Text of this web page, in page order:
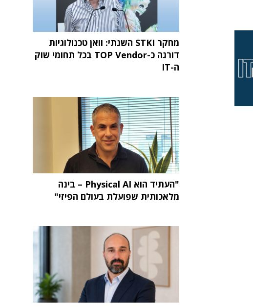
מחקר STKI השנתי: וואן טכנולוגיות
דורגה כ-TOP Vendor בכל תחומי שוק
ה-IT
"העתיד הוא Physical AI – בינה
מלאכותית שפועלת בעולם הפיזי"